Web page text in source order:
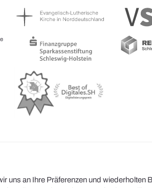
an Ihre Präferenzen und wiederholten